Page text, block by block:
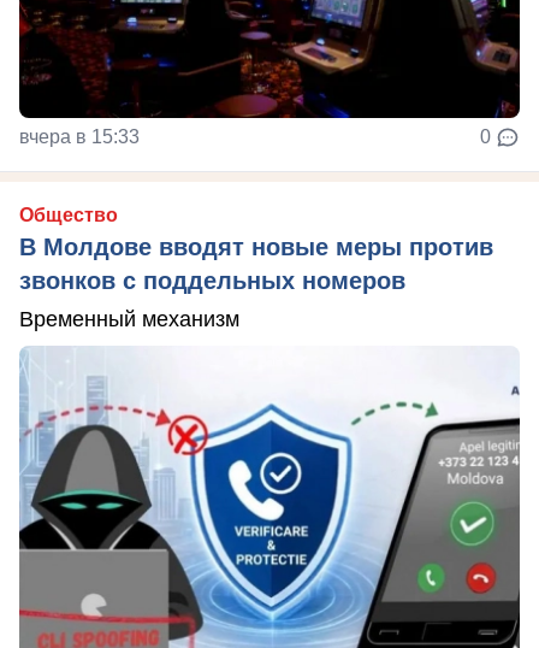
вчера в 15:33 0
Общество
В Молдове вводят новые меры против
звонков с поддельных номеров
Временный механизм